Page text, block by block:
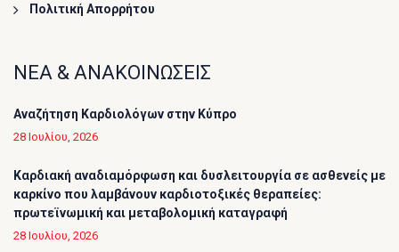
Πολιτική Απορρήτου
ΝΕΑ & ΑΝΑΚΟΙΝΩΣΕΙΣ
Αναζήτηση Καρδιολόγων στην Κύπρο
28 Ιουλίου, 2026
Καρδιακή αναδιαμόρφωση και δυσλειτουργία σε ασθενείς με
καρκίνο που λαμβάνουν καρδιοτοξικές θεραπείες:
πρωτεϊνωμική και μεταβολομική καταγραφή
28 Ιουλίου, 2026